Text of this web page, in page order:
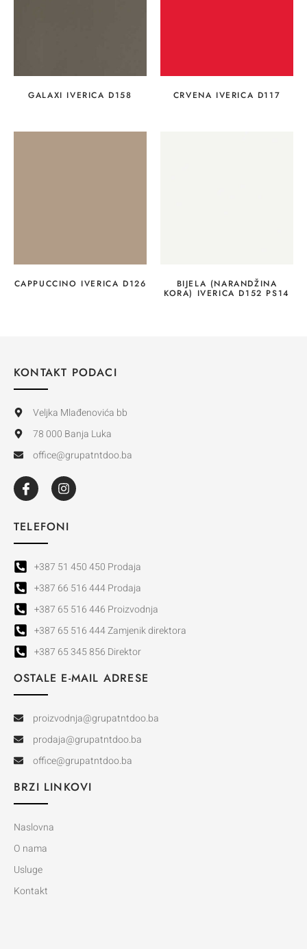
GALAXI IVERICA D158 CRVENA IVERICA D117
CAPPUCCINO IVERICA D126 BIJELA (NARANDŽINA
KORA) IVERICA D152 PS14
KONTAKT PODACI
Veljka Mlađenovića bb
78 000 Banja Luka
office@grupatntdoo.ba
TELEFONI
+387 51 450 450 Prodaja
+387 66 516 444 Prodaja
+387 65 516 446 Proizvodnja
+387 65 516 444 Zamjenik direktora
+387 65 345 856 Direktor
OSTALE E-MAIL ADRESE
proizvodnja@grupatntdoo.ba
prodaja@grupatntdoo.ba
office@grupatntdoo.ba
BRZI LINKOVI
Naslovna
O nama
Usluge
Kontakt